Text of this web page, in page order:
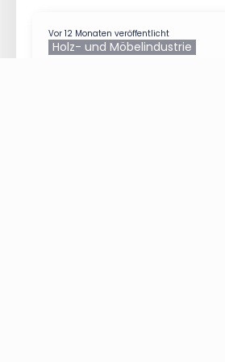
Vor 12 Monaten veröffentlicht
Holz- und Möbelindustrie